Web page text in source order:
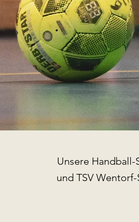
Unsere
und TSV